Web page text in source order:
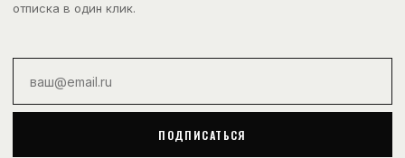
отписка в один клик.
ПОДПИСАТЬСЯ